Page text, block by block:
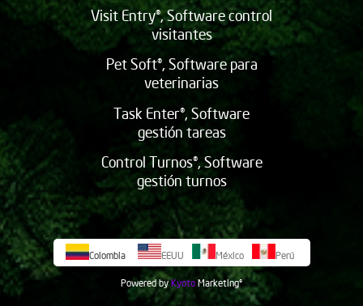
Visit Entry®, Software control
visitantes
Pet Soft®, Software para
veterinarias
Task Enter®, Software
gestión tareas
Control Turnos®, Software
gestión turnos
Colombia EEUU México Perú
Powered by KyotoMarketing©